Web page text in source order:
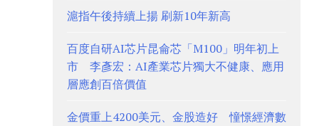
滬指午後持續上揚 刷新10年新高
百度自研AI芯片昆侖芯「M100」明年初上
市 李彥宏：AI產業芯片獨大不健康、應用
層應創百倍價值
金價重上4200美元、金股造好 憧憬經濟數